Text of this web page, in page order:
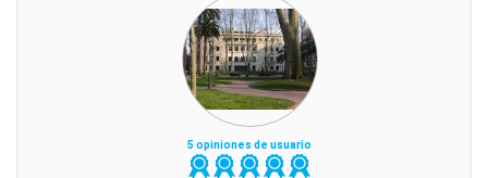
5 opiniones de usuario